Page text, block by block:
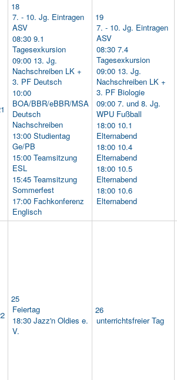
18
7. - 10. Jg. Eintragen
ASV
08:30 9.1
Tagesexkursion
09:00 13. Jg.
Nachschreiben LK +
3. PF Deutsch
10:00
BOA/BBR/eBBR/MSA
Deutsch
Nachschreiben
13:00 Studientag
Ge/PB
15:00 Teamsitzung
ESL
15:45 Teamsitzung
Sommerfest
17:00 Fachkonferenz
Englisch
19
7. - 10. Jg. Eintragen
ASV
08:30 7.4
Tagesexkursion
09:00 13. Jg.
Nachschreiben LK +
3. PF Biologie
09:00 7. und 8. Jg.
WPU Fußball
18:00 10.1
Elternabend
18:00 10.4
Elternabend
18:00 10.5
Elternabend
18:00 10.6
Elternabend
25
Feiertag
18:30 Jazz'n Oldies e.
V.
26
unterrichtsfreier Tag